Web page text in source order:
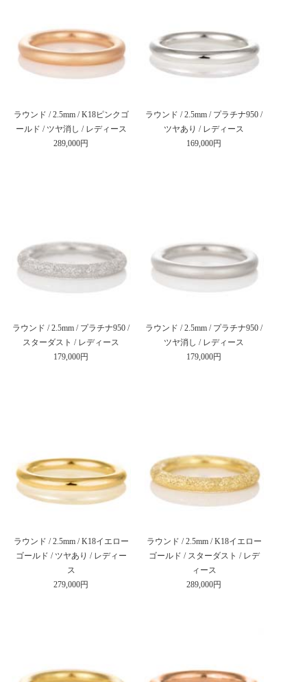
ラウンド / 2.5mm / K18ピンクゴ
ールド / ツヤ消し / レディース
289,000円
ラウンド / 2.5mm / プラチナ950 /
ツヤあり / レディース
169,000円
ラウンド / 2.5mm / プラチナ950 /
スターダスト / レディース
179,000円
ラウンド / 2.5mm / プラチナ950 /
ツヤ消し / レディース
179,000円
ラウンド / 2.5mm / K18イエロー
ゴールド / ツヤあり / レディー
ス
279,000円
ラウンド / 2.5mm / K18イエロー
ゴールド / スターダスト / レデ
ィース
289,000円